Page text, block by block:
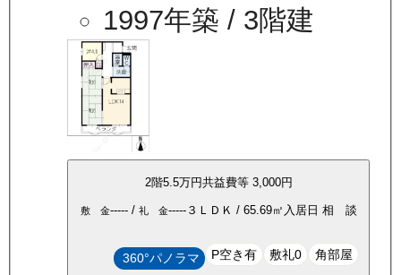
1997年築 / 3階建
2階5.5万円共益費等 3,000円
敷 金-----/ 礼 金-----３ＬＤＫ / 65.69㎡ 入居日 相 談
360°パノラマ P空き有 敷礼0 角部屋